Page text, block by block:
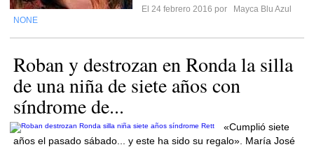
El 24 febrero 2016 por
Mayca Blu Azul
NONE
Roban y destrozan en Ronda la silla
de una niña de siete años con
síndrome de...
«Cumplió siete
años el pasado sábado... y este ha sido su regalo». María José